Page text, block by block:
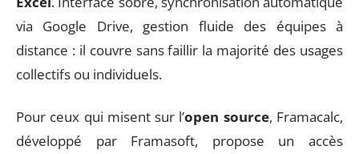
via Google Drive, gestion fluide des équipes à
distance : il couvre sans faillir la majorité des usages
collectifs ou individuels.
Pour ceux qui misent sur l’open source, Framacalc,
développé par Framasoft, propose un accès